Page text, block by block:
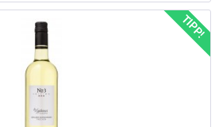
TIPP!